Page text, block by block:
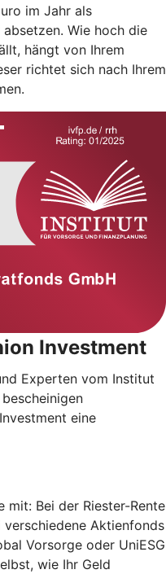
im Jahr als
Wie hoch die
hängt von Ihrem
richtet sich nach Ihrem
Investment
Experten vom Institut
eine
mit: Bei der Riester-Rente
Aktienfonds
Vorsorge oder UniESG
wie Ihr Geld